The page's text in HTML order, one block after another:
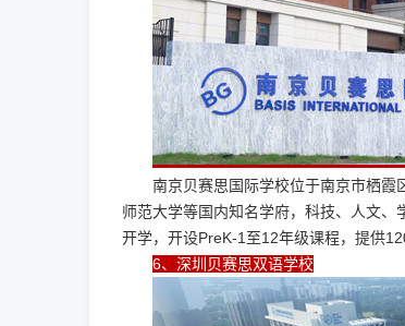
南京贝赛思国际学校位于南京市栖霞
师范大学等国内知名学府，科技、人文
开学，开设PreK-1至12年级课程，提供
6、深圳贝赛思双语学校